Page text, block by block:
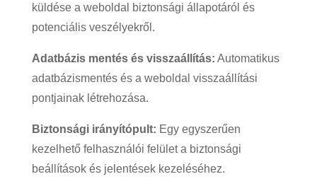
küldése a weboldal biztonsági állapotáról és
potenciális veszélyekről.
Adatbázis mentés és visszaállítás: Automatikus
adatbázismentés és a weboldal visszaállítási
pontjainak létrehozása.
Biztonsági irányítópult: Egy egyszerűen
kezelhető felhasználói felület a biztonsági
beállítások és jelentések kezeléséhez.